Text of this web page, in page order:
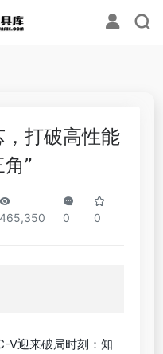
打破高性能
”
465,350 0 0
V迎来破局时刻：知